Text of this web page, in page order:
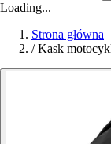
Loading...
Strona główna
/ Kask